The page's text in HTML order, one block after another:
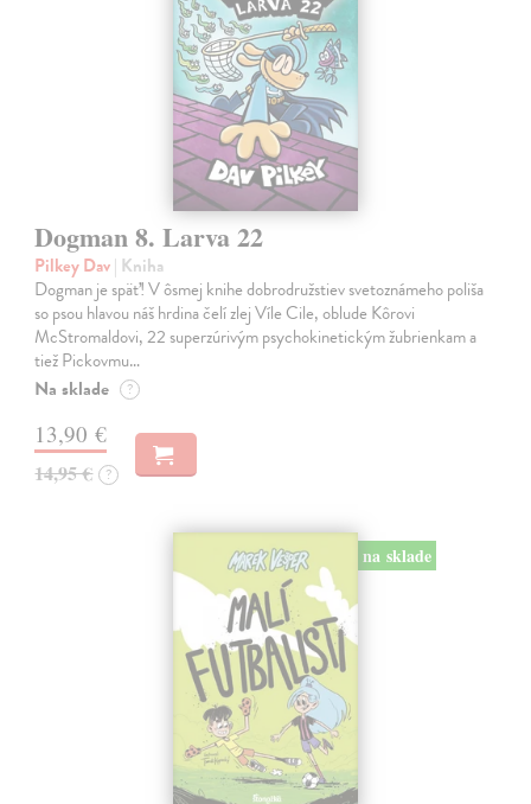
Dogman 8. Larva 22
Pilkey Dav| Kniha
Dogman je späť! V ôsmej knihe dobrodružstiev svetoznámeho poliša
so psou hlavou náš hrdina čelí zlej Víle Cile, oblude Kôrovi
McStromaldovi, 22 superzúrivým psychokinetickým žubrienkam a
tiež Pickovmu…
Na sklade ?
13,90 €
14,95 € ?
na sklade